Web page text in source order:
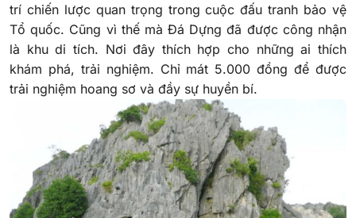
trí chiến lược quan trọng trong cuộc đấu tranh bảo vệ
Tổ quốc. Cũng vì thế mà Đá Dựng đã được công nhận
là khu di tích. Nơi đây thích hợp cho những ai thích
khám phá, trải nghiệm. Chỉ mát 5.000 đồng để được
trải nghiệm hoang sơ và đầy sự huyền bí.